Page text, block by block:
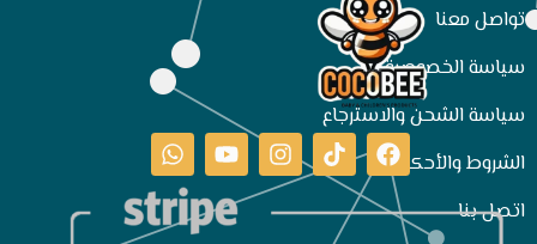
تواصل معنا
سياسة الخصوصية
سياسة الشحن والاسترجاع
الشروط والأحكام
اتصل بنا